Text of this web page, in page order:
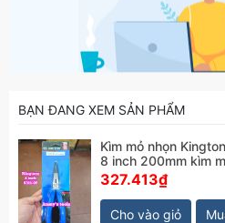
BẠN ĐANG XEM SẢN PHẨM
Kìm mỏ nhọn
8 inch 200mm kìm
327.413₫
Cho vào giỏ